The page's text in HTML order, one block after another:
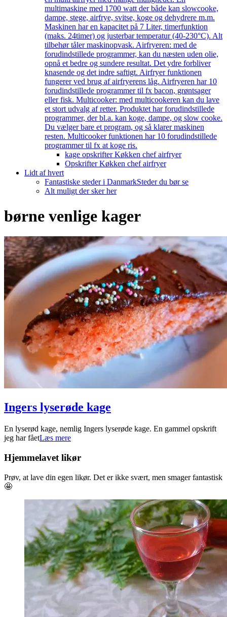
multimaskine med 1700 watt der både kan slowcooke,
dampe, stege, airfrye, svitse, koge og dehydrere m.m.
Maskinen har en kapacitet på 7 Liter, timerfunktion
(maks. 24timer) og justerbar temperatur (40-230°C). Alt
tilbehør tåler maskinopvask. Airfryeren: med de
forudindstillede programmer, kan du næsten uden olie,
opnå et bedre og sundere resultat. Det ydre forbliver
knasende og det indre saftigt. Airfryer funktionen
fungerer ved brug af airfryerens låg. Airfryeren har 10
forudindstillede programmer til fx bacon, grøntsager
eller fisk. Multicooker: med multicookeren kan du lave
et stort udvalg af retter. Produktet har forudindstillede
programmer, der bl.a. kan koge, dampe, og slow cooke.
Du vælger bare et program, og så klarer maskinen
resten. Multicooker funktionen har 10 forudindstillede
programmer til fx at koge ris.
kage opskrifter Køkken chef airfryer
Opskrifter Køkken chef airfryer
Lidt af hvert
Fantastiske steder i DanmarkSteder du bør se
Alt muligt der sker her
børne venlige kager
Ingers lyserøde kage
2022-
04-
En lyserød kage, nemlig Ingers lyserøde kage. En gammel opskrift
jeg har fåetLæs mere
Hjemmelavet likør
Prøv, at lave din egen likør. Det er ikke svært, men smager fantastisk
🤩